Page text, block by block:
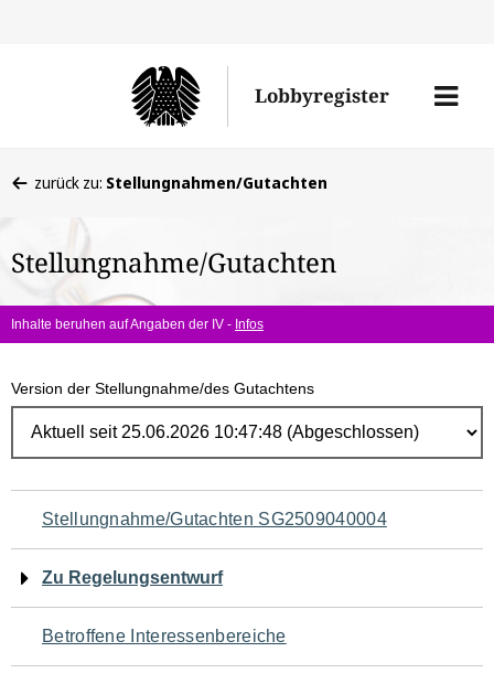
Lobbyregister
Menü
befinden
hier:
zurück zu: Stellungnahmen/Gutachten
Stellungnahme/Gutachten
Inhalte beruhen auf Angaben der IV - Infos
Version der Stellungnahme/des Gutachtens
Navigation
für
den
Seiteninhalt
Stellungnahme/Gutachten SG2509040004
Zu Regelungsentwurf
Betroffene Interessenbereiche